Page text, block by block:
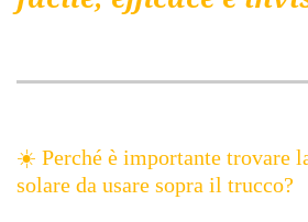
☀️ Perché è importante trovare
solare da usare sopra il trucco?